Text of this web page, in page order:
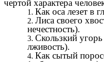
чертой характера
Как оса лезет в
Лиса своего
нечестность).
Скользкий
лживость).
Как сытый